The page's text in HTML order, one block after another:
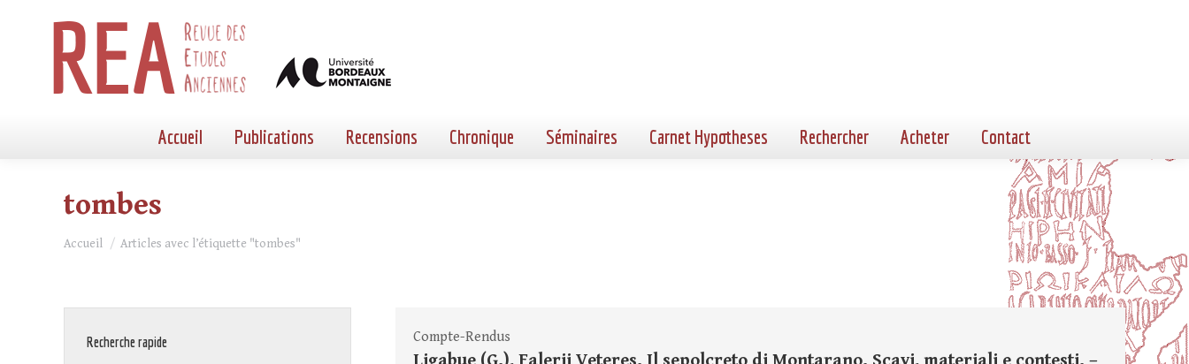
Accueil Publications Recensions Chronique Séminaires Carnet Hypotheses Rechercher Acheter Contact
tombes
Vous êtes ici :
Accueil Articles avec l’étiquette "tombes"
Compte-Rendus
Recherche rapide